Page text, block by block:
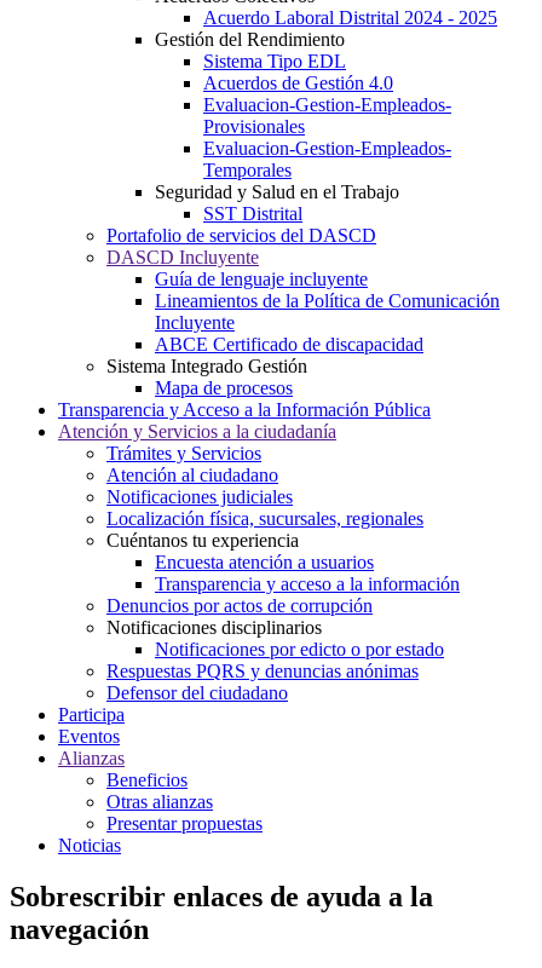
Acuerdo Laboral Distrital 2024 - 2025
Gestión del Rendimiento
Sistema Tipo EDL
Acuerdos de Gestión 4.0
Evaluacion-Gestion-Empleados-
Provisionales
Evaluacion-Gestion-Empleados-
Temporales
Seguridad y Salud en el Trabajo
SST Distrital
Portafolio de servicios del DASCD
DASCD Incluyente
Guía de lenguaje incluyente
Lineamientos de la Política de Comunicación
Incluyente
ABCE Certificado de discapacidad
Sistema Integrado Gestión
Mapa de procesos
Transparencia y Acceso a la Información Pública
Atención y Servicios a la ciudadanía
Trámites y Servicios
Atención al ciudadano
Notificaciones judiciales
Localización física, sucursales, regionales
Cuéntanos tu experiencia
Encuesta atención a usuarios
Transparencia y acceso a la información
Denuncios por actos de corrupción
Notificaciones disciplinarios
Notificaciones por edicto o por estado
Respuestas PQRS y denuncias anónimas
Defensor del ciudadano
Participa
Eventos
Alianzas
Beneficios
Otras alianzas
Presentar propuestas
Noticias
Sobrescribir enlaces de ayuda a la
navegación